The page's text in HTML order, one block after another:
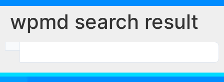
wpmd search result